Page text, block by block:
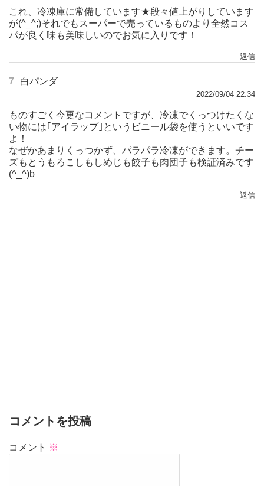
これ、冷凍庫に常備しています★段々値上がりしています
が(^_^;)それでもスーパーで売っているものより全然コス
パが良く味も美味しいのでお気に入りです！
返信
7 白パンダ
2022/09/04 22:34
ものすごく今更なコメントですが、冷凍でくっつけたくな
い物には｢アイラップ｣というビニール袋を使うといいです
よ！
なぜかあまりくっつかず、パラパラ冷凍ができます。チー
ズもとうもろこしもしめじも餃子も肉団子も検証済みです
(^_^)b
返信
コメントを投稿
コメント ※